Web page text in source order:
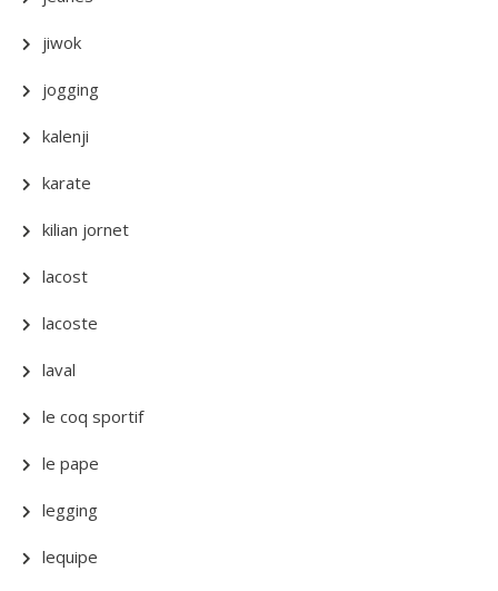
jiwok
jogging
kalenji
karate
kilian jornet
lacost
lacoste
laval
le coq sportif
le pape
legging
lequipe